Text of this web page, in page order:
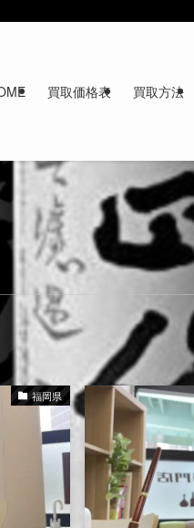
買取価格表 買取方法
福岡県